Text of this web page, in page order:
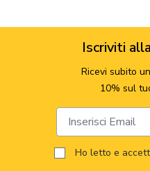
Iscriviti
Ricevi subito
10% sul
Ho letto e